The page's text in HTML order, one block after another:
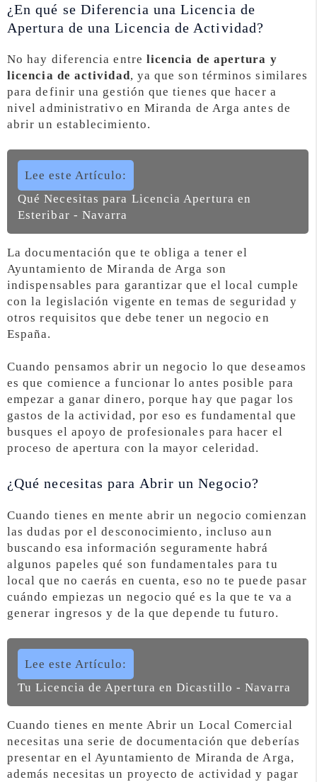
¿En qué se Diferencia una Licencia de
Apertura de una Licencia de Actividad?
No hay diferencia entre licencia de apertura y
licencia de actividad, ya que son términos similares
para definir una gestión que tienes que hacer a
nivel administrativo en Miranda de Arga antes de
abrir un establecimiento.
Lee este Artículo:
Qué Necesitas para Licencia Apertura en
Esteribar - Navarra
La documentación que te obliga a tener el
Ayuntamiento de Miranda de Arga son
indispensables para garantizar que el local cumple
con la legislación vigente en temas de seguridad y
otros requisitos que debe tener un negocio en
España.
Cuando pensamos abrir un negocio lo que deseamos
es que comience a funcionar lo antes posible para
empezar a ganar dinero, porque hay que pagar los
gastos de la actividad, por eso es fundamental que
busques el apoyo de profesionales para hacer el
proceso de apertura con la mayor celeridad.
¿Qué necesitas para Abrir un Negocio?
Cuando tienes en mente abrir un negocio comienzan
las dudas por el desconocimiento, incluso aun
buscando esa información seguramente habrá
algunos papeles qué son fundamentales para tu
local que no caerás en cuenta, eso no te puede pasar
cuándo empiezas un negocio qué es la que te va a
generar ingresos y de la que depende tu futuro.
Lee este Artículo:
Tu Licencia de Apertura en Dicastillo - Navarra
Cuando tienes en mente Abrir un Local Comercial
necesitas una serie de documentación que deberías
presentar en el Ayuntamiento de Miranda de Arga,
además necesitas un proyecto de actividad y pagar